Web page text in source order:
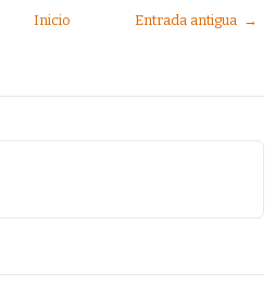
Entrada antigua →
Inicio